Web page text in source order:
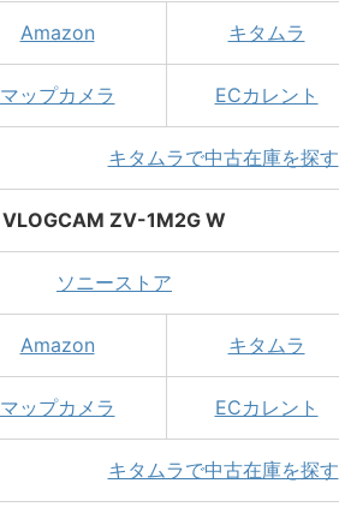
Amazon キタムラ
マップカメラ ECカレント
キタムラで中古在庫を探す
VLOGCAM ZV-1M2G W
ソニーストア
Amazon キタムラ
マップカメラ ECカレント
キタムラで中古在庫を探す